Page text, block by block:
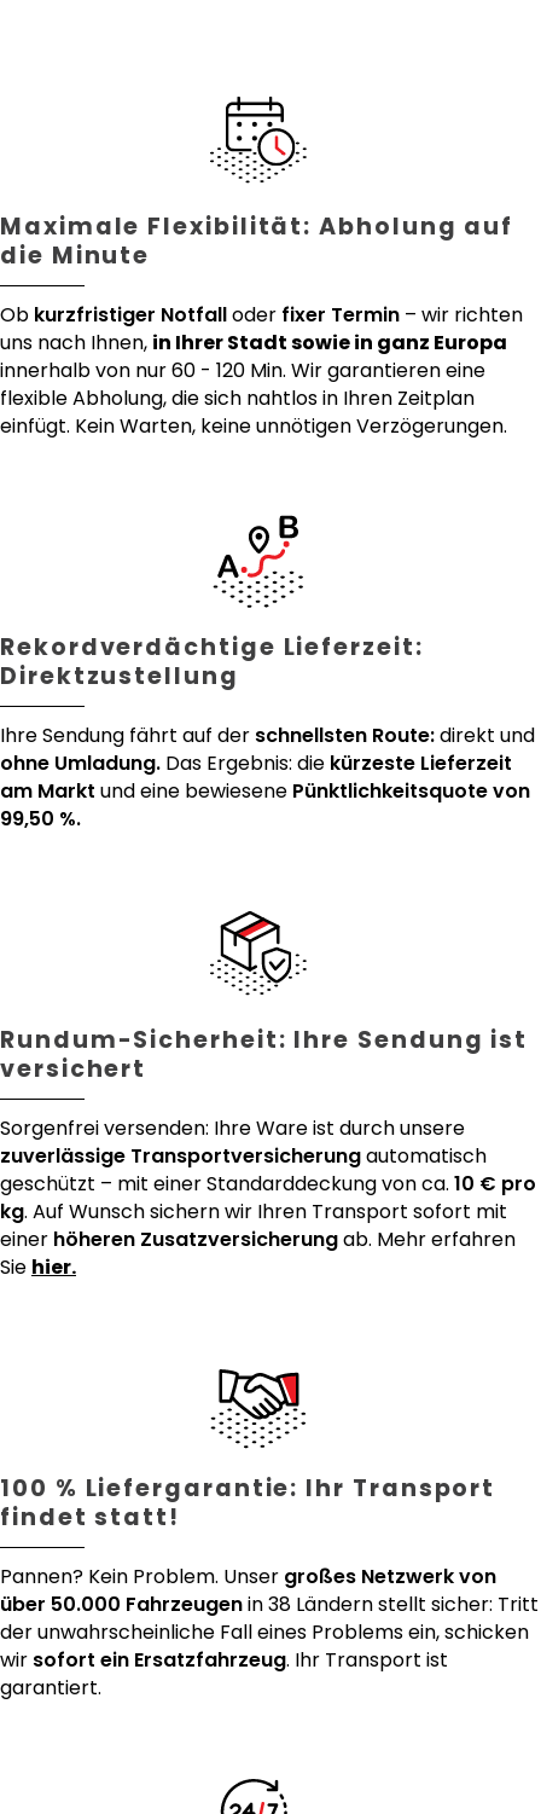
Maximale Flexibilität: Abholung auf
die Minute
Ob kurzfristiger Notfalloder fixer Termin – wir richten
uns nach Ihnen, in Ihrer Stadt sowie in ganz Europa
innerhalb von nur 60 - 120 Min. Wir garantieren eine
flexible Abholung, die sich nahtlos in Ihren Zeitplan
einfügt. Kein Warten, keine unnötigen Verzögerungen.
Rekordverdächtige Lieferzeit:
Direktzustellung
Ihre Sendung fährt auf der schnellsten Route:direkt und
ohne Umladung. Das Ergebnis: die kürzeste Lieferzeit
am Markt und eine bewiesene Pünktlichkeitsquote von
99,50 %.
Rundum-Sicherheit: Ihre Sendung ist
versichert
Sorgenfrei versenden: Ihre Ware ist durch unsere
zuverlässige Transportversicherungautomatisch
geschützt – mit einer Standarddeckung von ca. 10 € pro
kg. Auf Wunsch sichern wir Ihren Transport sofort mit
einer höheren Zusatzversicherungab. Mehr erfahren
Sie hier.
100 % Liefergarantie: Ihr Transport
findet statt!
Pannen? Kein Problem. Unser großes Netzwerk von
über 50.000 Fahrzeugenin 38 Ländern stellt sicher: Tritt
der unwahrscheinliche Fall eines Problems ein, schicken
wir sofort ein Ersatzfahrzeug. Ihr Transport ist
garantiert.